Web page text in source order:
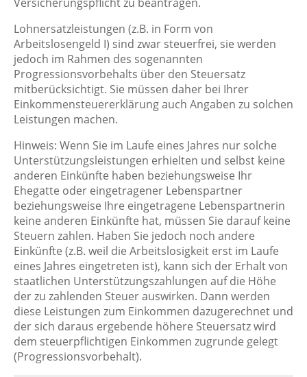
Lohnersatzleistungen (z.B. in Form von
Arbeitslosengeld I) sind zwar steuerfrei, sie werden
jedoch im Rahmen des sogenannten
Progressionsvorbehalts über den Steuersatz
mitberücksichtigt. Sie müssen daher bei Ihrer
Einkommensteuererklärung auch Angaben zu solchen
Leistungen machen.
Hinweis: Wenn Sie im Laufe eines Jahres nur solche
Unterstützungsleistungen erhielten und selbst keine
anderen Einkünfte haben beziehungsweise Ihr
Ehegatte oder eingetragener Lebenspartner
beziehungsweise Ihre eingetragene Lebenspartnerin
keine anderen Einkünfte hat, müssen Sie darauf keine
Steuern zahlen. Haben Sie jedoch noch andere
Einkünfte (z.B. weil die Arbeitslosigkeit erst im Laufe
eines Jahres eingetreten ist), kann sich der Erhalt von
staatlichen Unterstützungszahlungen auf die Höhe
der zu zahlenden Steuer auswirken. Dann werden
diese Leistungen zum Einkommen dazugerechnet und
der sich daraus ergebende höhere Steuersatz wird
dem steuerpflichtigen Einkommen zugrunde gelegt
(Progressionsvorbehalt).